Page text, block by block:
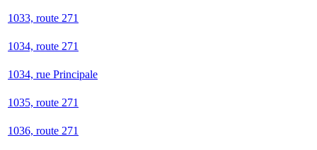
1033, route 271
1034, route 271
1034, rue Principale
1035, route 271
1036, route 271